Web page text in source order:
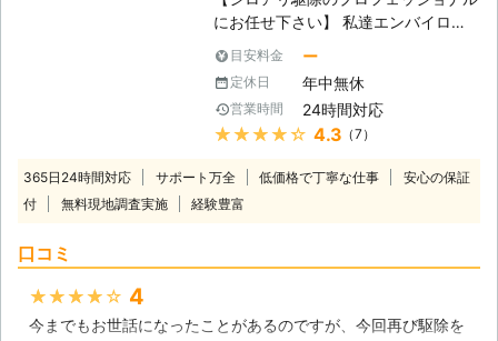
現したシロアリの駆除、防除も対応し
ております。アリみたいな虫がいたけ
る…一回見積もりだけでもしてもらい
たい。ささいなことでも一度シロアリ
110番にお任せください！ シロアリを
ならず定期的な薬剤配布による対策が
重要になってきます。シロアリ110番
にお任せ下さい】 私達エンバイロ・
プランニングは、各種の害虫駆除、室
内の消臭消毒に取り組んできましたが
害虫駆除の中でもシロアリ駆除は、得
意とする業務の1つでもあります。私
達が暮らす住宅の基礎や柱を食い荒ら
お任せ下さい。 【シロアリ駆除を行
なう上で必要な事】 シロアリは、巣
いので、その被害に気がつくのは、か
目安料金 ー
定休日 年中無休
営業時間 24時間対応
★★★★★ 4.3 （7）
365日24時間対応 サポート万全 低価格で丁寧な仕事
安心の保証
付
無料現地調査実施 経験豊富
口コミ
★★★★★ 4
今までもお世話になったことがあるのですが、今回再び駆除を